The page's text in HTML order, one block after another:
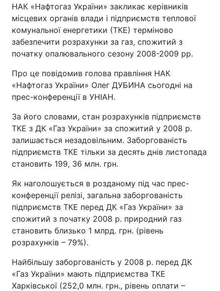
НАК «Нафтогаз України» закликає керівників
місцевих органів влади і підприємств теплової
комунальної енергетики (ТКЕ) терміново
забезпечити розрахунки за газ, спожитий з
початку опалювального сезону 2008-2009 рр.
Про це повідомив голова правління НАК
«Нафтогаз України» Олег ДУБИНА сьогодні на
прес-конференції в УНІАН.
За його словами, стан розрахунків підприємств
ТКЕ з ДК «Газ України» за спожитий у 2008 р.
залишається незадовільним. Заборгованість
підприємств ТКЕ тільки за десять днів листопада
становить 199, 36 млн. грн.
Як наголошується в розданому під час прес-
конференції релізі, загальна заборгованість
підприємств ТКЕ перед ДК «Газ України» за
спожитий з початку 2008 р. природний газ
становить близько 1 млрд. грн. (рівень
розрахунків – 79%).
Найбільшу заборгованість у 2008 р. перед ДК
«Газ України» мають підприємства ТКЕ
Харківської (252,0 млн. грн., рівень оплати –